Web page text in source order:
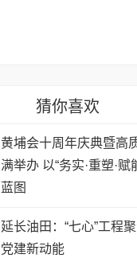
猜你喜欢
黄埔会十周年庆典暨高
满举办 ​以“务实·重塑·赋
蓝图
延长油田：“七心”工程
党建新动能